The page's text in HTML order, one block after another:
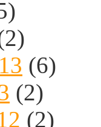
(6)
(2)
(2)